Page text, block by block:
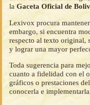
laGaceta Oficial de
Lexivox procura
embargo, si encuentra
respecto al texto original,
y lograr una mayor
Toda sugerencia para
cuanto a fidelidad con el
gráficos o prestaciones
conocerla e